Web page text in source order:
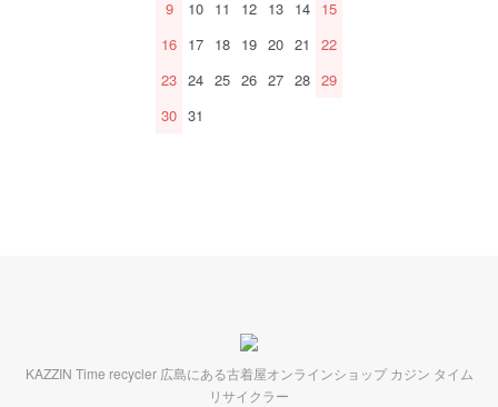
9
10 11 12 13 14 15
16 17 18 19 20 21
22
23 24 25 26 27 28 29
30 31
KAZZIN Time recycler 広島にある古着屋オンラインショップ カジン タイム
リサイクラー